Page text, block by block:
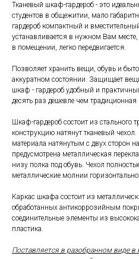
Тканевый шкаф-гардероб - это
студентов в общежитии, мало
гардероб компактный и
устанавливается в нужном Вам
в помещении, легко передвигается.
Позволяет хранить вещи, обувь и
аккуратном состоянии. Защищает
шкаф - гардероб удобный и
десять раз дешевле чем
Шкаф-гардероб состоит из стального
конструкцию натянут тканевый
материала натянутым с двух сторон
предусмотрена металлическая
низу полка под обувь. Чехол
металлические молнии
Каркас шкафа состоит из
обработанных антикоррозийным
соединительные элементы из
пластика.
Поставляется в разобранном виде в